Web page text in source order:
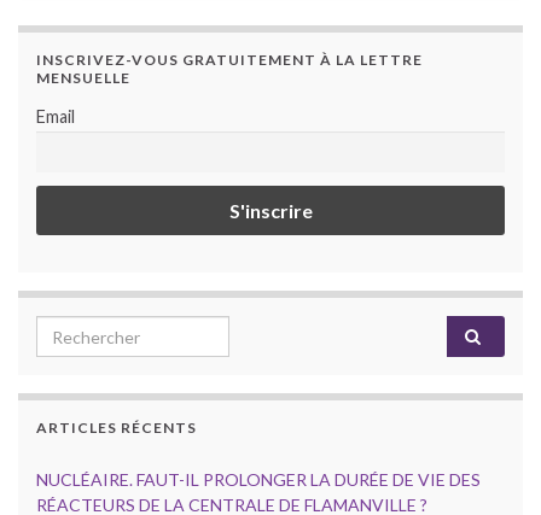
INSCRIVEZ-VOUS GRATUITEMENT À LA LETTRE
MENSUELLE
Email
Search for:
ARTICLES RÉCENTS
NUCLÉAIRE. FAUT-IL PROLONGER LA DURÉE DE VIE DES
RÉACTEURS DE LA CENTRALE DE FLAMANVILLE ?